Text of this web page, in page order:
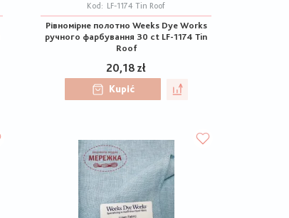
Kod: LF-1174 Tin Roof
Рівномірне полотно Weeks Dye Works
ручного фарбування 30 ct LF-1174 Tin
Roof
20,18 zł
Kupić